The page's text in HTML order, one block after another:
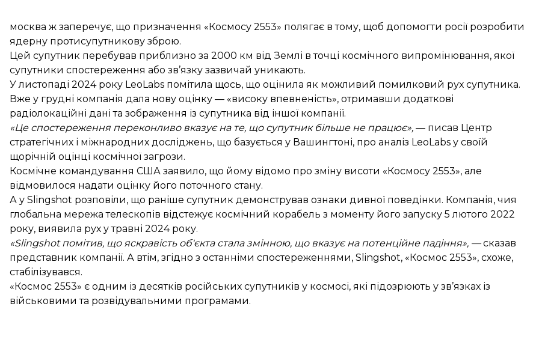
москва ж заперечує, що призначення «Космосу 2553» полягає в тому, щоб допомогти росії розробити
ядерну протисупутникову зброю.
Цей супутник перебував приблизно за 2000 км від Землі в точці космічного випромінювання, якої
супутники спостереження або зв’язку зазвичай уникають.
У листопаді 2024 року LeoLabs помітила щось, що оцінила як можливий помилковий рух супутника.
Вже у грудні компанія дала нову оцінку — «високу впевненість», отримавши додаткові
радіолокаційні дані та зображення із супутника від іншої компанії.
«Це спостереження переконливо вказує на те, що супутник більше не працює», — писав Центр
стратегічних і міжнародних досліджень, що базується у Вашингтоні, про аналіз LeoLabs у своїй
щорічній оцінці космічної загрози.
Космічне командування США заявило, що йому відомо про зміну висоти «Космосу 2553», але
відмовилося надати оцінку його поточного стану.
А у Slingshot розповіли, що раніше супутник демонстрував ознаки дивної поведінки. Компанія, чия
глобальна мережа телескопів відстежує космічний корабель з моменту його запуску 5 лютого 2022
року, виявила рух у травні 2024 року.
«Slingshot помітив, що яскравість об'єкта стала змінною, що вказує на потенційне падіння», —сказав
представник компанії. А втім, згідно з останніми спостереженнями, Slingshot, «Космос 2553», схоже,
стабілізувався.
«Космос 2553» є одним із десятків російських супутників у космосі, які підозрюють у зв’язках із
військовими та розвідувальними програмами.